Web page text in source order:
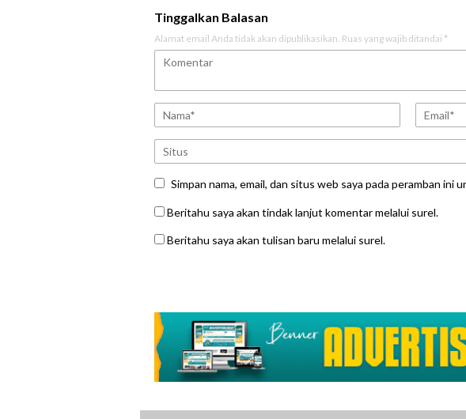
Tinggalkan Balasan
Alamat email Anda tidak akan dipublikasikan. Ruas yang wajib ditandai *
Simpan nama, email, dan situs web saya pada peramban ini
Beritahu saya akan tindak lanjut komentar melalui surel.
Beritahu saya akan tulisan baru melalui surel.